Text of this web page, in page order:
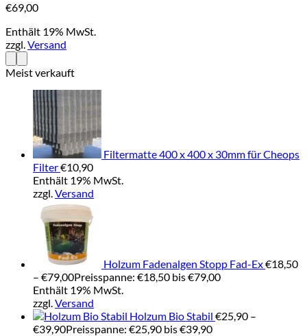
€69,00
Enthält 19% MwSt.
zzgl.Versand
Meist verkauft
Filtermatte 400 x 400 x 30mm für Cheops
Filter€10,90
Enthält 19% MwSt.
zzgl.Versand
Holzum Fadenalgen Stopp Fad-Ex€18,50
– €79,00Preisspanne: €18,50 bis €79,00
Enthält 19% MwSt.
zzgl.Versand
Holzum Bio Stabil €25,90 –
€39,90Preisspanne: €25,90 bis €39,90